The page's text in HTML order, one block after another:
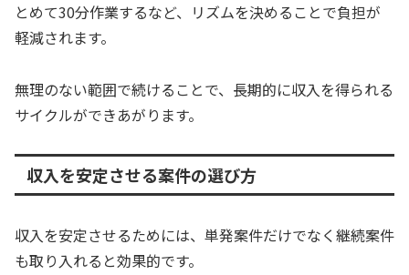
とめて30分作業するなど、リズムを決めることで負担が
軽減されます。
無理のない範囲で続けることで、長期的に収入を得られる
サイクルができあがります。
収入を安定させる案件の選び方
収入を安定させるためには、単発案件だけでなく継続案件
も取り入れると効果的です。